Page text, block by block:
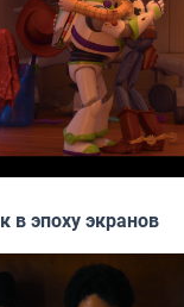
в эпоху экранов